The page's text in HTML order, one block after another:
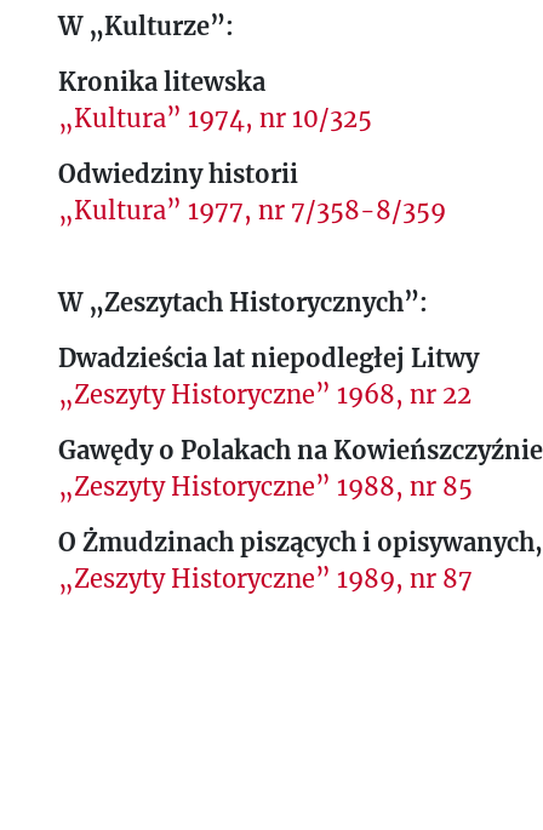
W „Kulturze”:
Kronika litewska
„Kultura” 1974, nr 10/325
Odwiedziny historii
„Kultura” 1977, nr 7/358-8/359
W „Zeszytach Historycznych”:
Dwadzieścia lat niepodległej Litwy
„Zeszyty Historyczne” 1968, nr 22
Gawędy o Polakach na Kowieńszczyźnie
„Zeszyty Historyczne” 1988, nr 85
O Żmudzinach piszących i
„Zeszyty Historyczne” 1989, nr 87